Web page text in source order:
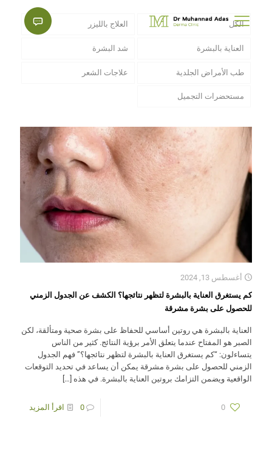
الكل العلاج بالليزر
العناية بالبشرة شد البشرة
طب الأمراض الجلدية علاجات الشعر
مستحضرات التجميل
أغسطس 13, 2024
كم يستغرق العناية بالبشرة لتظهر نتائجها؟ الكشف عن الجدول الزمني
للحصول على بشرة مشرقة
العناية بالبشرة هي روتين أساسي للحفاظ على بشرة صحية ومتألقة، لكن
الصبر هو المفتاح عندما يتعلق الأمر برؤية النتائج. كثير من الناس
يتساءلون: “كم يستغرق العناية بالبشرة لتظهر نتائجها؟” فهم الجدول
الزمني للحصول على بشرة مشرقة يمكن أن يساعد في تحديد التوقعات
الواقعية ويضمن التزامك بروتين العناية بالبشرة. في هذه […]
0
0 اقرأ المزيد